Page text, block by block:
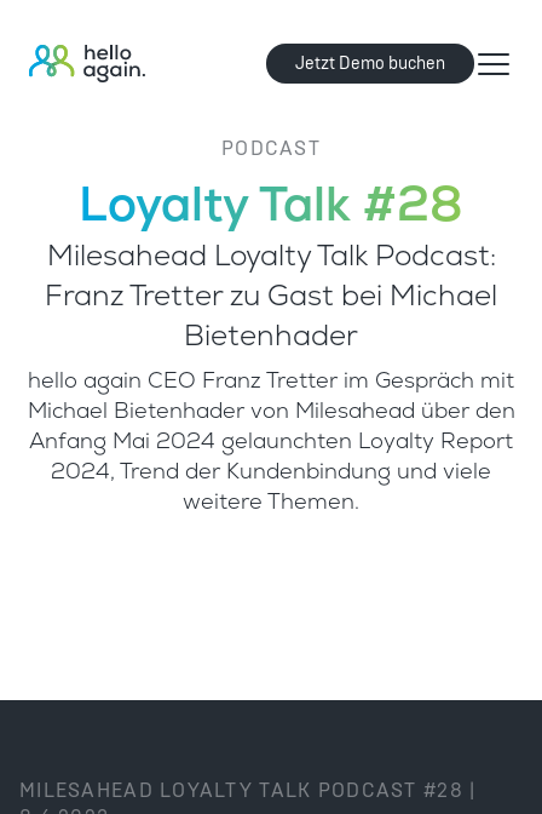
Jetzt Demo buchen
PODCAST
Loyalty Talk #28
Milesahead Loyalty Talk Podcast:
Franz Tretter zu Gast bei Michael
Bietenhader
hello again CEO Franz Tretter im Gespräch mit
Michael Bietenhader von Milesahead über den
Anfang Mai 2024 gelaunchten Loyalty Report
2024, Trend der Kundenbindung und viele
weitere Themen.
MILESAHEAD LOYALTY TALK PODCAST #28 |